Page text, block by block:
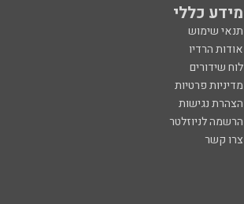
מידע כללי
תנאי שימוש
אודות הרדיו
לוח שידורים
מדיניות פרטיות
הצהרת נגישות
הרשמה לניוזלטר
צרו קשר